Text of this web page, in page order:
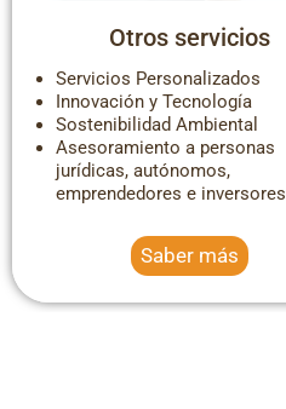
Otros servicios
Servicios Personalizados
Innovación y Tecnología
Sostenibilidad Ambiental
Asesoramiento a personas
jurídicas, autónomos,
emprendedores e inversores
Saber más